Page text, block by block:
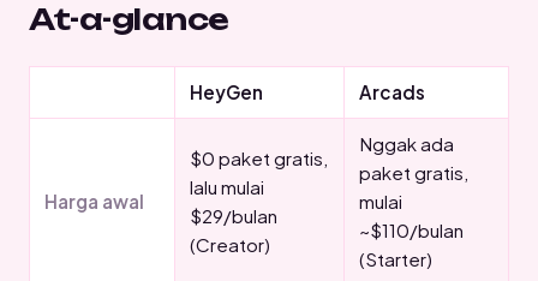
At-a-glance
HeyGen Arcads
Harga awal
$0 paket gratis,
lalu mulai
$29/bulan
(Creator)
Nggak ada
paket gratis,
mulai
~$110/bulan
(Starter)